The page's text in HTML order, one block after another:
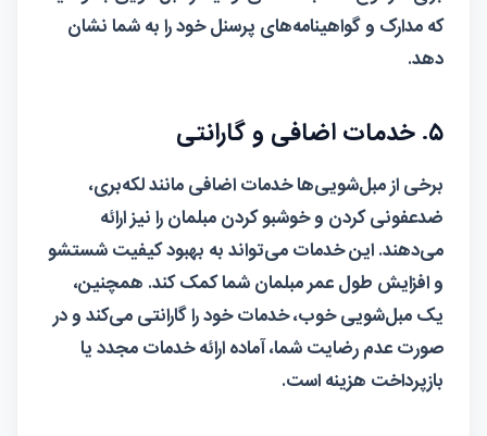
که مدارک و گواهینامه‌های پرسنل خود را به شما نشان
دهد.
۵. خدمات اضافی و گارانتی
برخی از مبل‌شویی‌ها خدمات اضافی مانند لکه‌بری،
ضدعفونی کردن و خوشبو کردن مبلمان را نیز ارائه
می‌دهند. این خدمات می‌تواند به بهبود کیفیت شستشو
و افزایش طول عمر مبلمان شما کمک کند. همچنین،
یک مبل‌شویی خوب، خدمات خود را گارانتی می‌کند و در
صورت عدم رضایت شما، آماده ارائه خدمات مجدد یا
بازپرداخت هزینه است.